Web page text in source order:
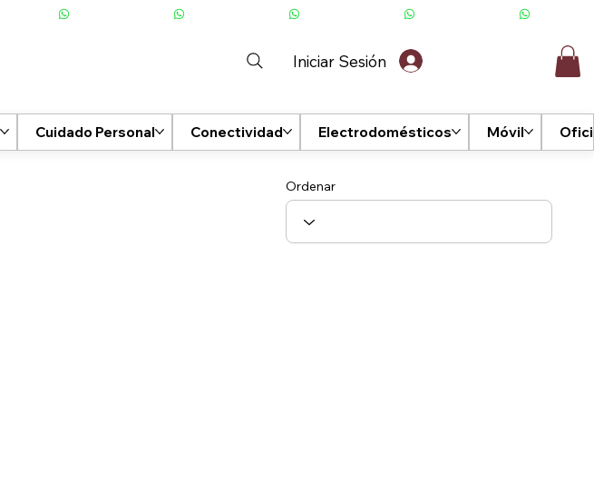
Iniciar Sesión
Cuidado Personal Conectividad Electrodomésticos Móvil
Ordenar